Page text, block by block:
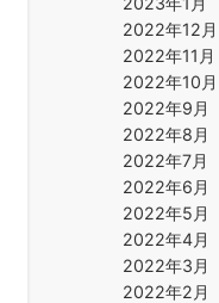
2022年12月
2022年11月
2022年10月
2022年9月
2022年8月
2022年7月
2022年6月
2022年5月
2022年4月
2022年3月
2022年2月